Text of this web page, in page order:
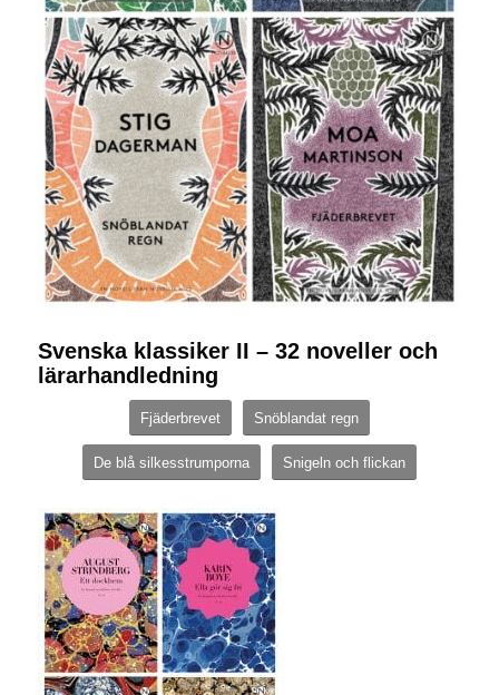
Svenska klassiker II – 32 noveller och
lärarhandledning
Fjäderbrevet Snöblandat regn
De blå silkesstrumporna Snigeln och flickan